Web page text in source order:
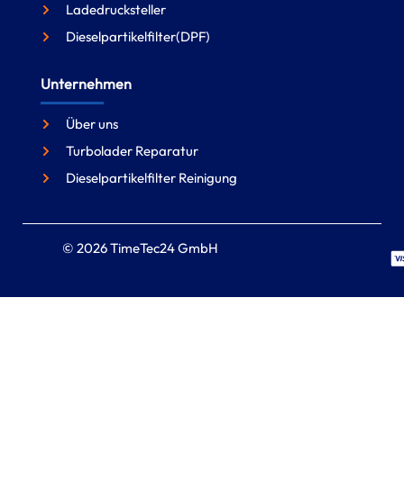
Ladedrucksteller
Dieselpartikelfilter(DPF)
Unternehmen
Über uns
Turbolader Reparatur
Dieselpartikelfilter Reinigung
© 2026 TimeTec24 GmbH